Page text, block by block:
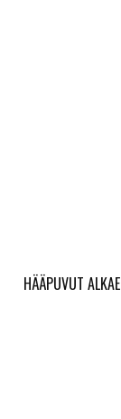
HÄÄPUVUT